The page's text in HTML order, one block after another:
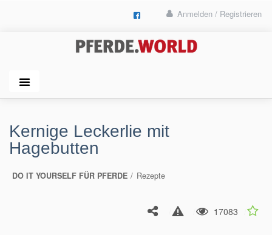
Anmelden / Registrieren
Kernige Leckerlie mit
Hagebutten
DO IT YOURSELF FÜR PFERDE Rezepte
17083